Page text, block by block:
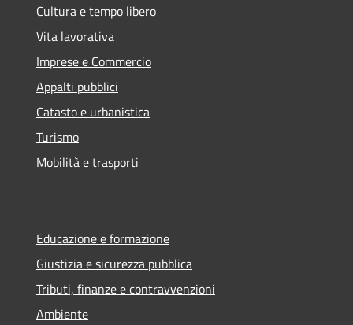
Cultura e tempo libero
Vita lavorativa
Imprese e Commercio
Appalti pubblici
Catasto e urbanistica
Turismo
Mobilità e trasporti
Educazione e formazione
Giustizia e sicurezza pubblica
Tributi, finanze e contravvenzioni
Ambiente